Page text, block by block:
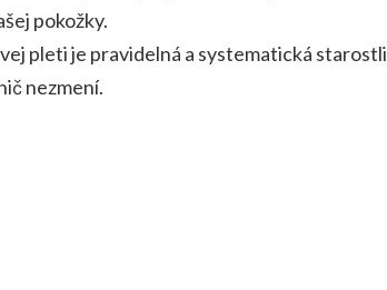
pokožky.
pleti je pravidelná a systematická
nezmení.